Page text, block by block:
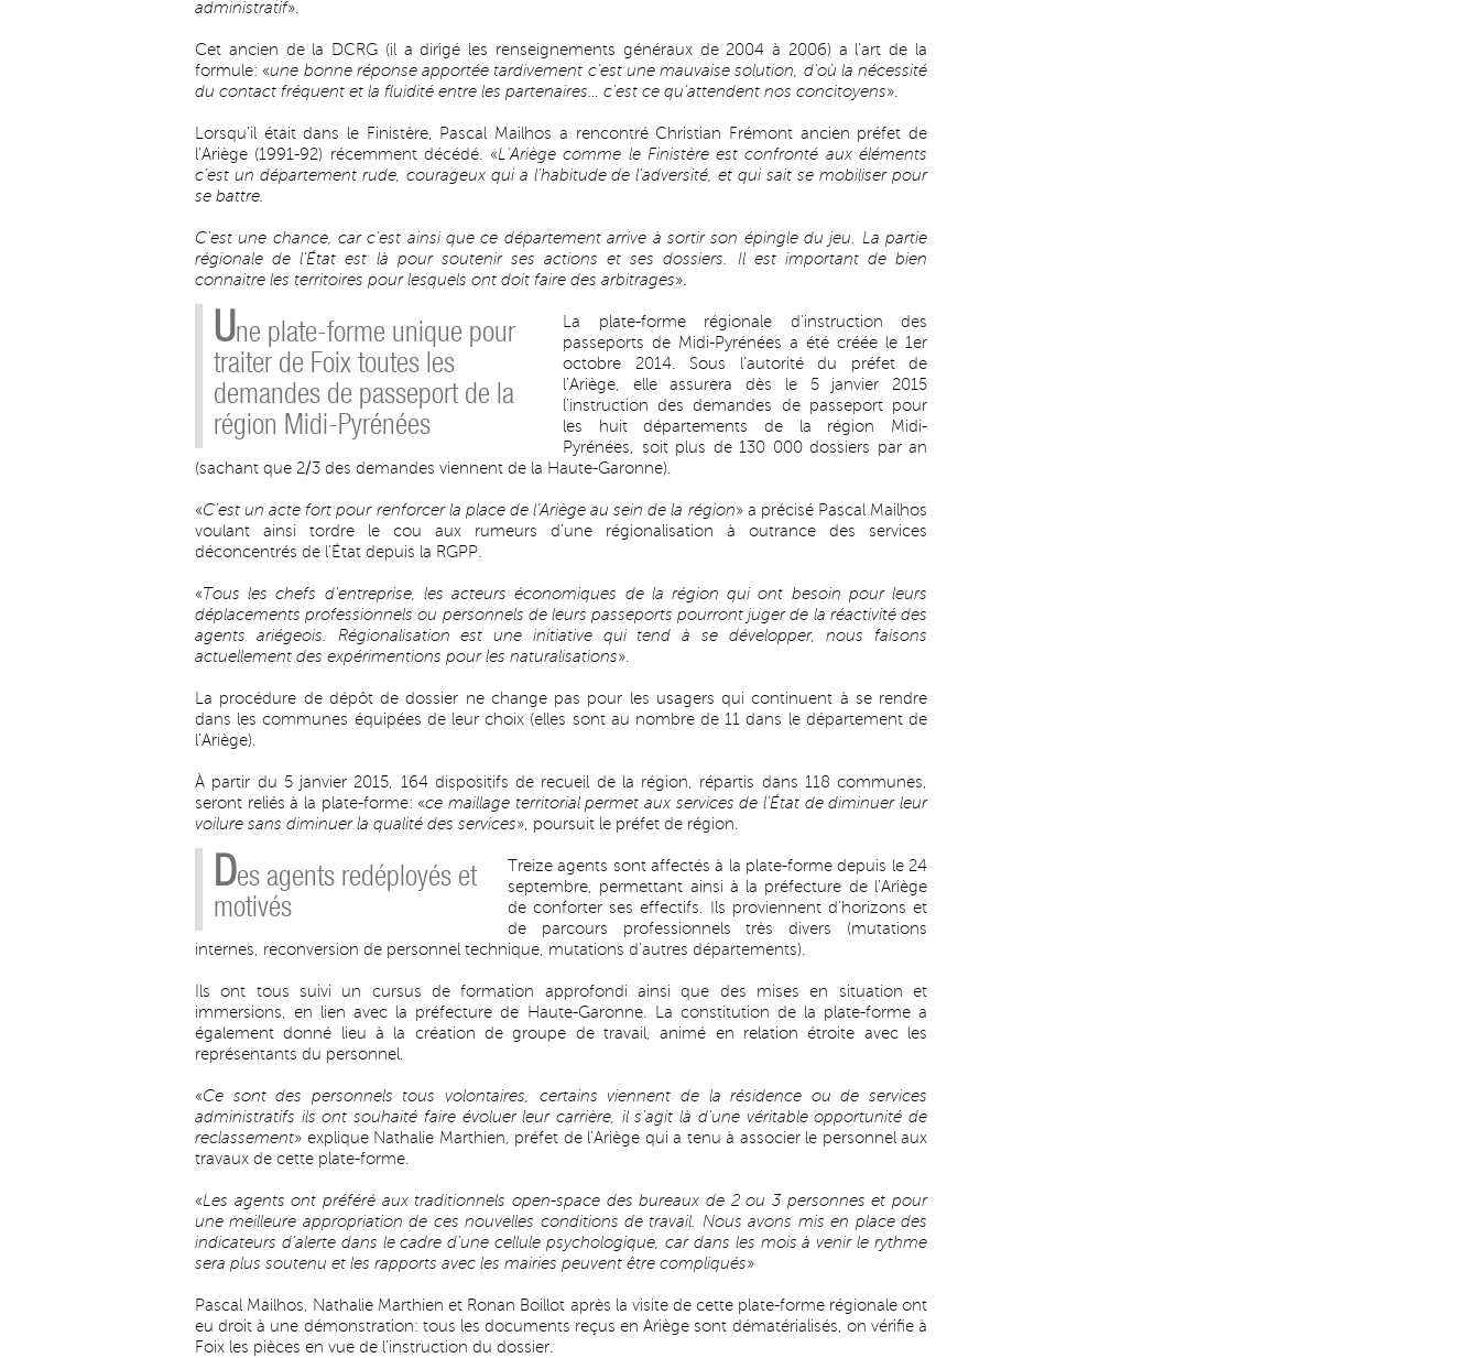
administratif».
Cet ancien de la DCRG (il a dirigé les renseignements généraux de 2004 à 2006) a l’art de la
formule: «une bonne réponse apportée tardivement c’est une mauvaise solution, d’où la nécessité
du contact fréquent et la fluidité entre les partenaires… c’est ce qu’attendent nos concitoyens».
Lorsqu’il était dans le Finistère, Pascal Mailhos a rencontré Christian Frémont ancien préfet de
l’Ariège (1991-92) récemment décédé. «L’Ariège comme le Finistère est confronté aux éléments
c’est un département rude, courageux qui a l’habitude de l’adversité, et qui sait se mobiliser pour
se battre.
C’est une chance, car c’est ainsi que ce département arrive à sortir son épingle du jeu. La partie
régionale de l’État est là pour soutenir ses actions et ses dossiers. Il est important de bien
connaitre les territoires pour lesquels ont doit faire des arbitrages».
Une plate-forme unique pour
traiter de Foix toutes les
demandes de passeport de la
région Midi-Pyrénées
La plate-forme régionale d’instruction des
passeports de Midi-Pyrénées a été créée le 1er
octobre 2014. Sous l’autorité du préfet de
l’Ariège, elle assurera dès le 5 janvier 2015
l’instruction des demandes de passeport pour
les huit départements de la région Midi-
Pyrénées, soit plus de 130 000 dossiers par an
(sachant que 2/3 des demandes viennent de la Haute-Garonne).
«C’est un acte fort pour renforcer la place de l’Ariège au sein de la région» a précisé Pascal Mailhos
voulant ainsi tordre le cou aux rumeurs d’une régionalisation à outrance des services
déconcentrés de l’État depuis la RGPP.
«Tous les chefs d’entreprise, les acteurs économiques de la région qui ont besoin pour leurs
déplacements professionnels ou personnels de leurs passeports pourront juger de la réactivité des
agents ariégeois. Régionalisation est une initiative qui tend à se développer, nous faisons
actuellement des expérimentions pour les naturalisations».
La procédure de dépôt de dossier ne change pas pour les usagers qui continuent à se rendre
dans les communes équipées de leur choix (elles sont au nombre de 11 dans le département de
l’Ariège).
À partir du 5 janvier 2015, 164 dispositifs de recueil de la région, répartis dans 118 communes,
seront reliés à la plate-forme: «ce maillage territorial permet aux services de l’État de diminuer leur
voilure sans diminuer la qualité des services», poursuit le préfet de région.
Des agents redéployés et
motivés
Treize agents sont affectés à la plate-forme depuis le 24
septembre, permettant ainsi à la préfecture de l’Ariège
de conforter ses effectifs. Ils proviennent d’horizons et
de parcours professionnels très divers (mutations
internes, reconversion de personnel technique, mutations d’autres départements).
Ils ont tous suivi un cursus de formation approfondi ainsi que des mises en situation et
immersions, en lien avec la préfecture de Haute-Garonne. La constitution de la plate-forme a
également donné lieu à la création de groupe de travail, animé en relation étroite avec les
représentants du personnel.
«Ce sont des personnels tous volontaires, certains viennent de la résidence ou de services
administratifs ils ont souhaité faire évoluer leur carrière, il s’agit là d’une véritable opportunité de
reclassement» explique Nathalie Marthien, préfet de l’Ariège qui a tenu à associer le personnel aux
travaux de cette plate-forme.
«Les agents ont préféré aux traditionnels open-space des bureaux de 2 ou 3 personnes et pour
une meilleure appropriation de ces nouvelles conditions de travail. Nous avons mis en place des
indicateurs d’alerte dans le cadre d’une cellule psychologique, car dans les mois à venir le rythme
sera plus soutenu et les rapports avec les mairies peuvent être compliqués»
Pascal Mailhos, Nathalie Marthien et Ronan Boillot après la visite de cette plate-forme régionale ont
eu droit à une démonstration: tous les documents reçus en Ariège sont dématérialisés, on vérifie à
Foix les pièces en vue de l’instruction du dossier.